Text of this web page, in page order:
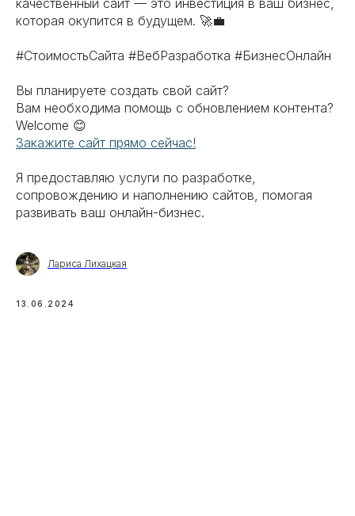
которая окупится в будущем. 🚀💼
#СтоимостьСайта #ВебРазработка #БизнесОнлайн
Вы планируете создать свой сайт?
Вам необходима помощь с обновлением контента?
Welcome 😊
Закажите сайт прямо сейчас!
Я предоставляю услуги по разработке,
сопровождению и наполнению сайтов, помогая
развивать ваш онлайн-бизнес.
Лариса Лихацкая
13.06.2024